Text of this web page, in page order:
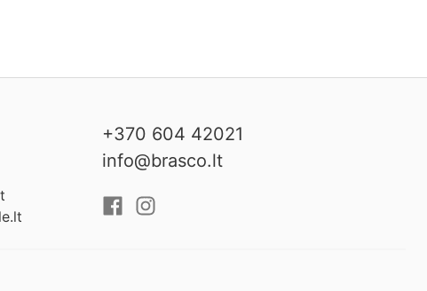
+370 604 42021
info@brasco.lt